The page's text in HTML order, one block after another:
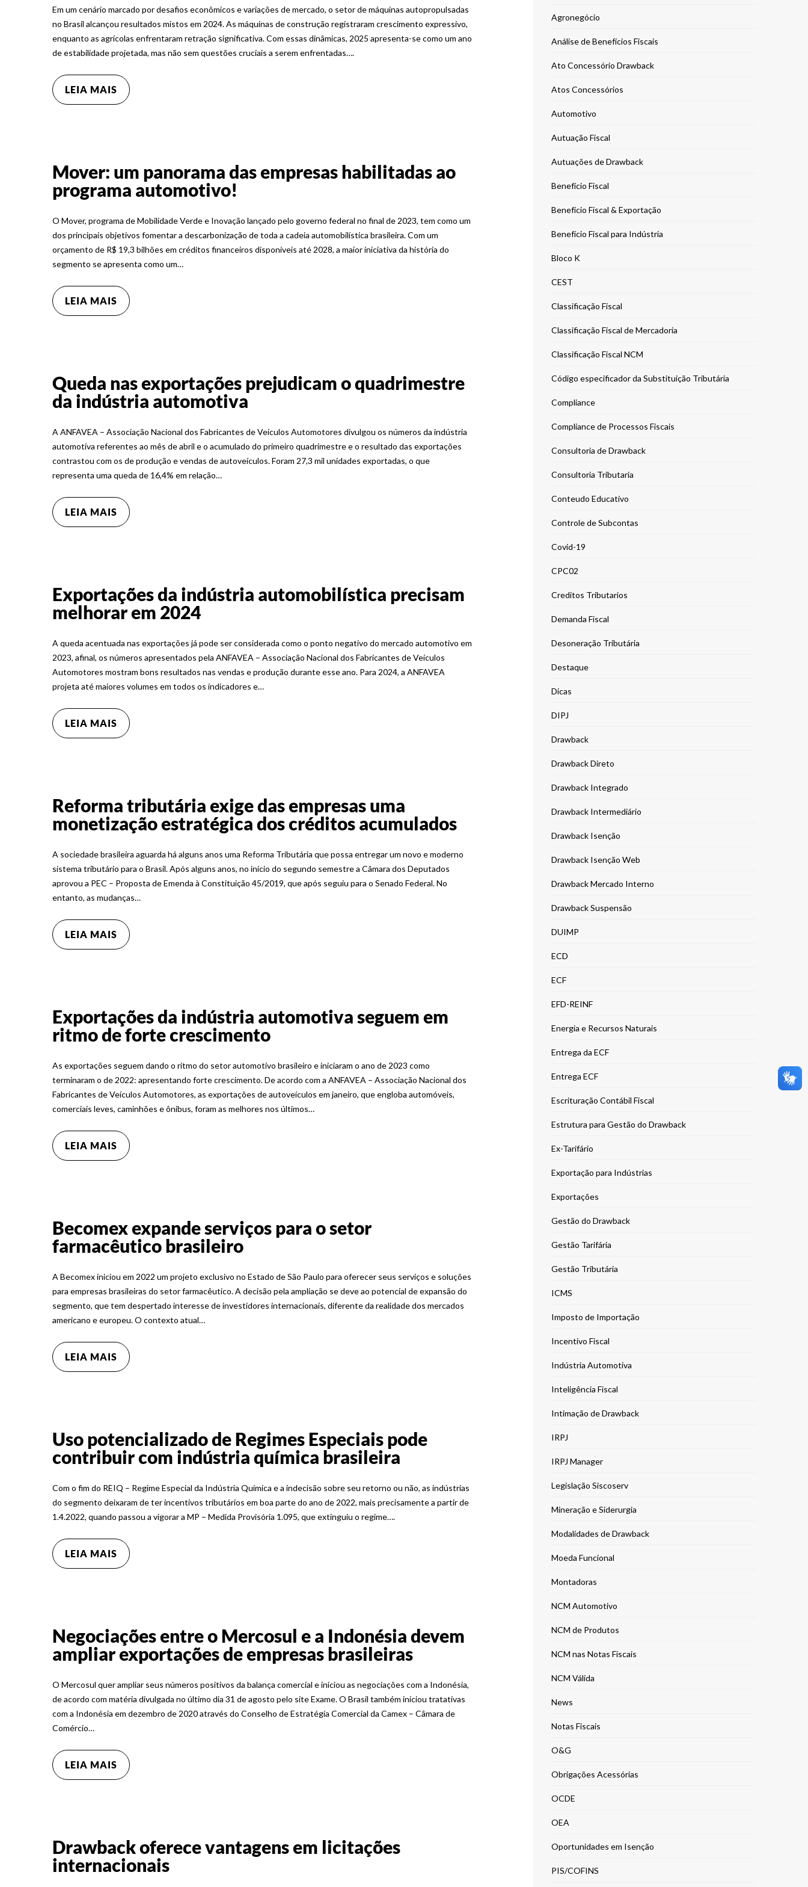
Em um cenário marcado por desafios econômicos e variações de mercado, o setor de máquinas autopropulsadas
no Brasil alcançou resultados mistos em 2024. As máquinas de construção registraram crescimento expressivo,
enquanto as agrícolas enfrentaram retração significativa. Com essas dinâmicas, 2025 apresenta-se como um ano
de estabilidade projetada, mas não sem questões cruciais a serem enfrentadas….
LEIA MAIS
Mover: um panorama das empresas habilitadas ao
programa automotivo!
O Mover, programa de Mobilidade Verde e Inovação lançado pelo governo federal no final de 2023, tem como um
dos principais objetivos fomentar a descarbonização de toda a cadeia automobilística brasileira. Com um
orçamento de R$ 19,3 bilhões em créditos financeiros disponíveis até 2028, a maior iniciativa da história do
segmento se apresenta como um…
LEIA MAIS
Queda nas exportações prejudicam o quadrimestre
da indústria automotiva
A ANFAVEA – Associação Nacional dos Fabricantes de Veículos Automotores divulgou os números da indústria
automotiva referentes ao mês de abril e o acumulado do primeiro quadrimestre e o resultado das exportações
contrastou com os de produção e vendas de autoveículos. Foram 27,3 mil unidades exportadas, o que
representa uma queda de 16,4% em relação…
LEIA MAIS
Exportações da indústria automobilística precisam
melhorar em 2024
A queda acentuada nas exportações já pode ser considerada como o ponto negativo do mercado automotivo em
2023, afinal, os números apresentados pela ANFAVEA – Associação Nacional dos Fabricantes de Veículos
Automotores mostram bons resultados nas vendas e produção durante esse ano. Para 2024, a ANFAVEA
projeta até maiores volumes em todos os indicadores e…
LEIA MAIS
Reforma tributária exige das empresas uma
monetização estratégica dos créditos acumulados
A sociedade brasileira aguarda há alguns anos uma Reforma Tributária que possa entregar um novo e moderno
sistema tributário para o Brasil. Após alguns anos, no início do segundo semestre a Câmara dos Deputados
aprovou a PEC – Proposta de Emenda à Constituição 45/2019, que após seguiu para o Senado Federal. No
entanto, as mudanças…
LEIA MAIS
Exportações da indústria automotiva seguem em
ritmo de forte crescimento
As exportações seguem dando o ritmo do setor automotivo brasileiro e iniciaram o ano de 2023 como
terminaram o de 2022: apresentando forte crescimento. De acordo com a ANFAVEA – Associação Nacional dos
Fabricantes de Veículos Automotores, as exportações de autoveículos em janeiro, que engloba automóveis,
comerciais leves, caminhões e ônibus, foram as melhores nos últimos…
LEIA MAIS
Becomex expande serviços para o setor
farmacêutico brasileiro
A Becomex iniciou em 2022 um projeto exclusivo no Estado de São Paulo para oferecer seus serviços e soluções
para empresas brasileiras do setor farmacêutico. A decisão pela ampliação se deve ao potencial de expansão do
segmento, que tem despertado interesse de investidores internacionais, diferente da realidade dos mercados
americano e europeu. O contexto atual…
LEIA MAIS
Uso potencializado de Regimes Especiais pode
contribuir com indústria química brasileira
Com o fim do REIQ – Regime Especial da Indústria Química e a indecisão sobre seu retorno ou não, as indústrias
do segmento deixaram de ter incentivos tributários em boa parte do ano de 2022, mais precisamente a partir de
1.4.2022, quando passou a vigorar a MP – Medida Provisória 1.095, que extinguiu o regime….
LEIA MAIS
Negociações entre o Mercosul e a Indonésia devem
ampliar exportações de empresas brasileiras
O Mercosul quer ampliar seus números positivos da balança comercial e iniciou as negociações com a Indonésia,
de acordo com matéria divulgada no último dia 31 de agosto pelo site Exame. O Brasil também iniciou tratativas
com a Indonésia em dezembro de 2020 através do Conselho de Estratégia Comercial da Camex – Câmara de
Comércio…
LEIA MAIS
Drawback oferece vantagens em licitações
internacionais
Agronegócio
Análise de Benefícios Fiscais
Ato Concessório Drawback
Atos Concessórios
Automotivo
Autuação Fiscal
Autuações de Drawback
Benefício Fiscal
Benefício Fiscal & Exportação
Benefício Fiscal para Indústria
Bloco K
CEST
Classificação Fiscal
Classificação Fiscal de Mercadoria
Classificação Fiscal NCM
Código especificador da Substituição Tributária
Compliance
Compliance de Processos Fiscais
Consultoria de Drawback
Consultoria Tributaria
Conteudo Educativo
Controle de Subcontas
Covid-19
CPC02
Creditos Tributarios
Demanda Fiscal
Desoneração Tributária
Destaque
Dicas
DIPJ
Drawback
Drawback Direto
Drawback Integrado
Drawback Intermediário
Drawback Isenção
Drawback Isenção Web
Drawback Mercado Interno
Drawback Suspensão
DUIMP
ECD
ECF
EFD-REINF
Energia e Recursos Naturais
Entrega da ECF
Entrega ECF
Escrituração Contábil Fiscal
Estrutura para Gestão do Drawback
Ex-Tarifário
Exportação para Indústrias
Exportações
Gestão do Drawback
Gestão Tarifária
Gestão Tributária
ICMS
Imposto de Importação
Incentivo Fiscal
Indústria Automotiva
Inteligência Fiscal
Intimação de Drawback
IRPJ
IRPJ Manager
Legislação Siscoserv
Mineração e Siderurgia
Modalidades de Drawback
Moeda Funcional
Montadoras
NCM Automotivo
NCM de Produtos
NCM nas Notas Fiscais
NCM Válida
News
Notas Fiscais
O&G
Obrigações Acessórias
OCDE
OEA
Oportunidades em Isenção
PIS/COFINS